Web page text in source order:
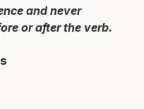
and never
or after the verb.